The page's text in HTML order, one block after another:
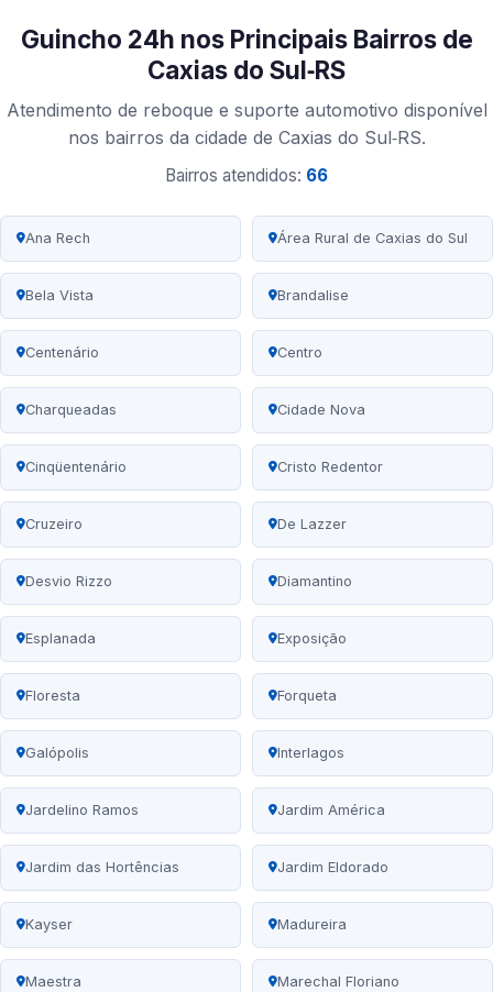
Guincho 24h nos Principais Bairros de
Caxias do Sul‑RS
Atendimento de reboque e suporte automotivo disponível
nos bairros da cidade de Caxias do Sul‑RS.
Bairros atendidos: 66
Ana Rech Área Rural de Caxias do Sul
Bela Vista Brandalise
Centenário Centro
Charqueadas Cidade Nova
Cinqüentenário Cristo Redentor
Cruzeiro De Lazzer
Desvio Rizzo Diamantino
Esplanada Exposição
Floresta Forqueta
Galópolis Interlagos
Jardelino Ramos Jardim América
Jardim das Hortências Jardim Eldorado
Kayser Madureira
Maestra Marechal Floriano